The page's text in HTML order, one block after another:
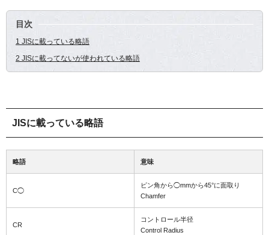
目次
1 JISに載っている略語
2 JISに載ってないが使われている略語
JISに載っている略語
略語 意味
C◯
ピン角から◯mmから45°に面取り
Chamfer
CR
コントロール半径
Control Radius